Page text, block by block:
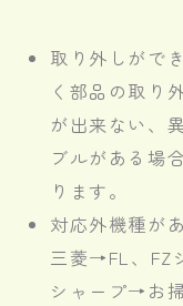
取り外しがで
く部品の取り
が出来ない、
ブルがある場
ります。
対応外機種が
三菱→FL、FZ
シャープ→お